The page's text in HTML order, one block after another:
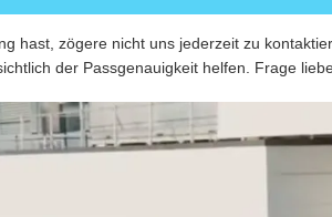
hast, zögere nicht uns jederzeit zu
der Passgenauigkeit helfen. Frage